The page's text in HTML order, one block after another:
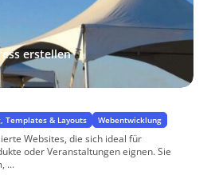
erstellen
Templates & Layouts
Webentwicklung
Websites, die sich ideal für
oder Veranstaltungen eignen. Sie
...